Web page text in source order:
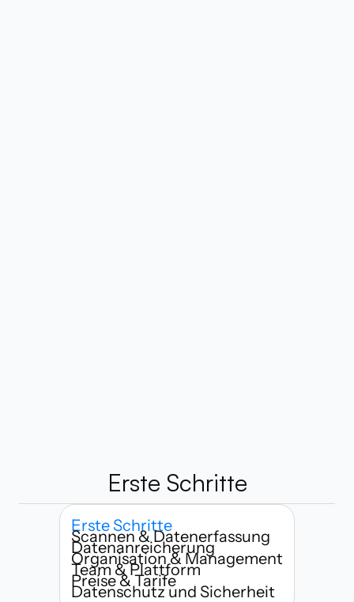
Erste Schritte
Erste Schritte
Scannen & Datenerfassung
Datenanreicherung
Organisation & Management
Team & Plattform
Preise & Tarife
Datenschutz und Sicherheit